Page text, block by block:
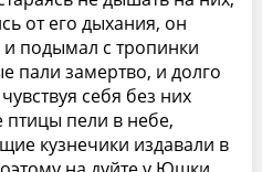
от его дыхания, он
и подымал с тропинки
пали замертво, и долго
себя без них
пели в небе,
кузнечики издавали в